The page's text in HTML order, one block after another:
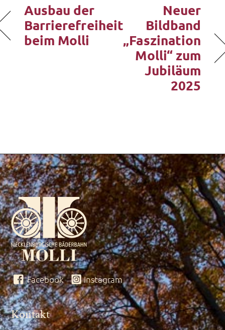
Ausbau der
Barrierefreiheit
beim Molli
Neuer
Bildband
„Faszination
Molli“ zum
Jubiläum
2025
Facebook Instagram
Kontakt